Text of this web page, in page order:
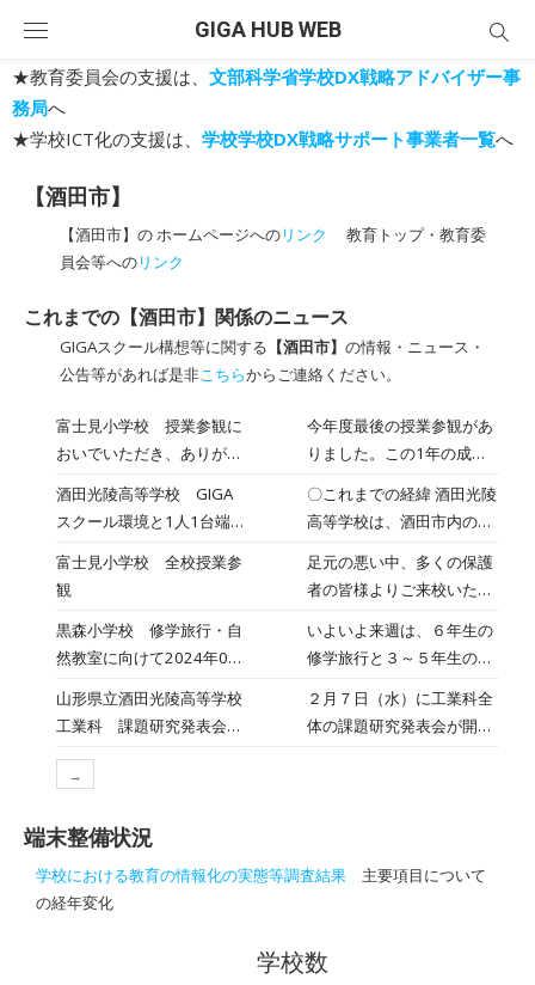
content
GIGA HUB WEB
★教育委員会の支援は、 文部科学省学校DX戦略アドバイザー事
務局へ
★学校ICT化の支援は、 学校学校DX戦略サポート事業者一覧へ
【酒田市】
【酒田市】の ホームページへのリンク
教育トップ・教育委
員会等へのリンク
これまでの【酒田市】関係のニュース
GIGAスクール構想等に関する 【酒田市】 の情報・ニュース・
公告等があれば是非こちらからご連絡ください。
富士見小学校 授業参観に
おいでいただき、ありがと
今年度最後の授業参観があ
りました。この1年の成長
いでしょうか？保護者・地
域の皆様には、お忙しい
中、また足元の悪い中、ご
来校くださり、誠にありが
とうございました。
酒田光陵高等学校 GIGA
スクール環境と1人1台端末
で加速する新たな学び
〇これまでの経緯 酒田光陵
高等学校は、酒田市内の公
24年にスタートした。普通
科、工業科、商業科、情報
科を擁し、年次8学級から
成る。県内唯一の情報科
は、開校時より情報教育の
トップランナーとして期待
された。当初、情報科にお
学校に残る生徒も多かっ
ティ対策を施したUSBメモ
富士見小学校 全校授業参
観
足元の悪い中、多くの保護
者の皆様よりご来校いただ
ました。子どもたちも張り
切って学習に取り組んでい
ました。 今年度最後の授
業参観となりましたが、こ
黒森小学校 修学旅行・自
然教室に向けて2024年06
いよいよ来週は、６年生の
修学旅行と３～５年生の自
分たちで行き場所や地下鉄
の時刻などを調べ、しおり
いいですね。
山形県立酒田光陵高等学校
工業科 課題研究発表会
２月７日（水）に工業科全
体の課題研究発表会が開催
回はそれぞれの科の代表２
グループを選抜し、工業科
酒田船簞笥の製
→
端末整備状況
学校における教育の情報化の実態等調査結果 主要項目について
の経年変化
学校数